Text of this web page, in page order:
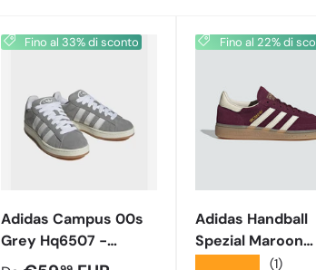
Fino al 33% di sconto
Adidas Campus 00s
Grey Hq6507 -
Hq8707
Fino al 22% di
Adidas Handball
Spezial Maroon
Cream White (W)
(1)